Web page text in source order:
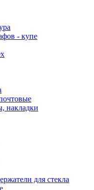
- купе
накладки
для стекла